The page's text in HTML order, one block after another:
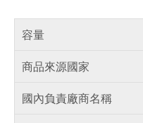
容量
商品來源國家
國內負責廠商名稱